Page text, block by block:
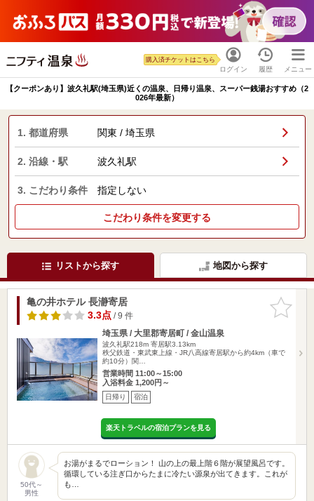
ログイン
購入済チケットはこちら
履歴 メニュー
【クーポンあり】波久礼駅(埼玉県)近くの温泉、日帰り温泉、スーパー銭湯おすすめ（2
026年最新）
1. 都道府県 関東 / 埼玉県
2. 沿線・駅 波久礼駅
3. こだわり条件 指定しない
こだわり条件を変更する
リストから探す 地図から探す
お気に入
りに追加
亀の井ホテル 長瀞寄居
3.3点/ 9 件
埼玉県 / 大里郡寄居町 / 金山温泉
波久礼駅218m 寄居駅3.13km
秩父鉄道・東武東上線・JR八高線寄居駅から約4km（車で
約10分）関…
営業時間 11:00～15:00
入浴料金 1,200円～
日帰り 宿泊
楽天トラベルの宿泊プランを見る
50代～
男性
お湯がまるでローション！ 山の上の最上階６階が展望風呂です。
循環している注ぎ口からたまに冷たい源泉が出てきます。これが
も…